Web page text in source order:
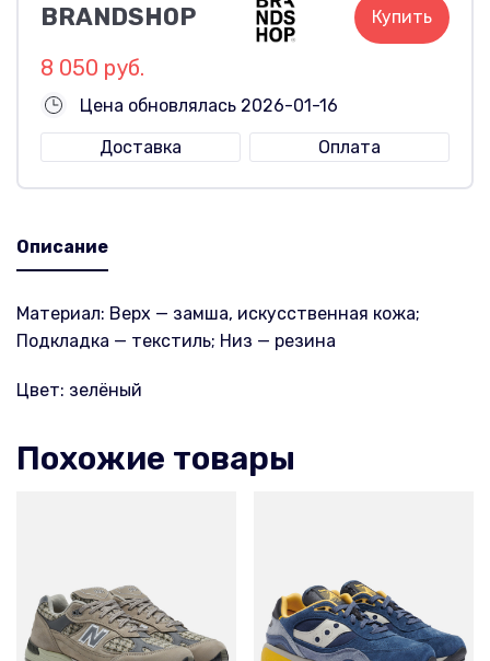
BRANDSHOP Купить
8 050 руб.
Цена обновлялась 2026-01-16
Доставка
Оплата
Описание
Материал: Верх — замша, искусственная кожа;
Подкладка — текстиль; Низ — резина
Цвет: зелёный
Похожие товары